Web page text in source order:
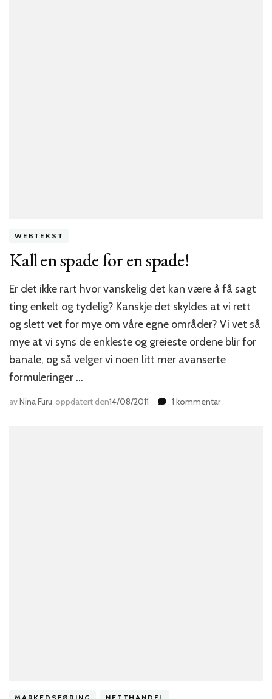
WEBTEKST
Kall en spade for en spade!
Er det ikke rart hvor vanskelig det kan være å få sagt
ting enkelt og tydelig? Kanskje det skyldes at vi rett
og slett vet for mye om våre egne områder? Vi vet så
mye at vi syns de enkleste og greieste ordene blir for
banale, og så velger vi noen litt mer avanserte
formuleringer …
avNina Furu oppdatert den14/08/2011 1 kommentartil